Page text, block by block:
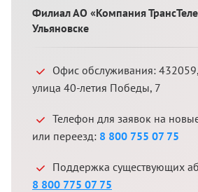
Филиал АО «Компания
Ульяновске
Офис обслуживания: 432059,
улица 40-летия Победы, 7
Телефон для заявок на
или переезд: 8 800 755 07 75
Поддержка существующих
8 800 775 07 75